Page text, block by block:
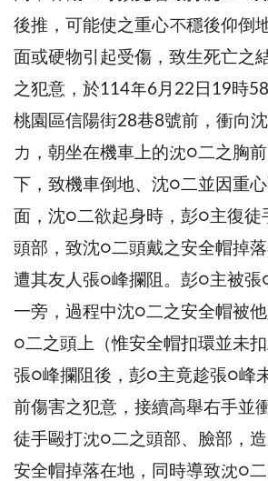
後推，可能使之重心不穩後仰倒
面或硬物引起受傷，致生死亡之
之犯意，於114年6月22日19時
桃園區信陽街28巷8號前，衝向
力，朝坐在機車上的沈○二之胸
下，致機車倒地、沈○二並因重
面，沈○二欲起身時，彭○主復徒
頭部，致沈○二頭戴之安全帽掉
遭其友人張○峰攔阻。彭○主被張
一旁，過程中沈○二之安全帽被
○二之頭上（惟安全帽扣環並未
張○峰攔阻後，彭○主竟趁張○峰
前傷害之犯意，接續高舉右手並
徒手毆打沈○二之頭部、臉部，
安全帽掉落在地，同時導致沈○